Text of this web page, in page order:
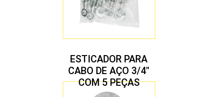
ESTICADOR PARA
CABO DE AÇO 3/4″
COM 5 PEÇAS